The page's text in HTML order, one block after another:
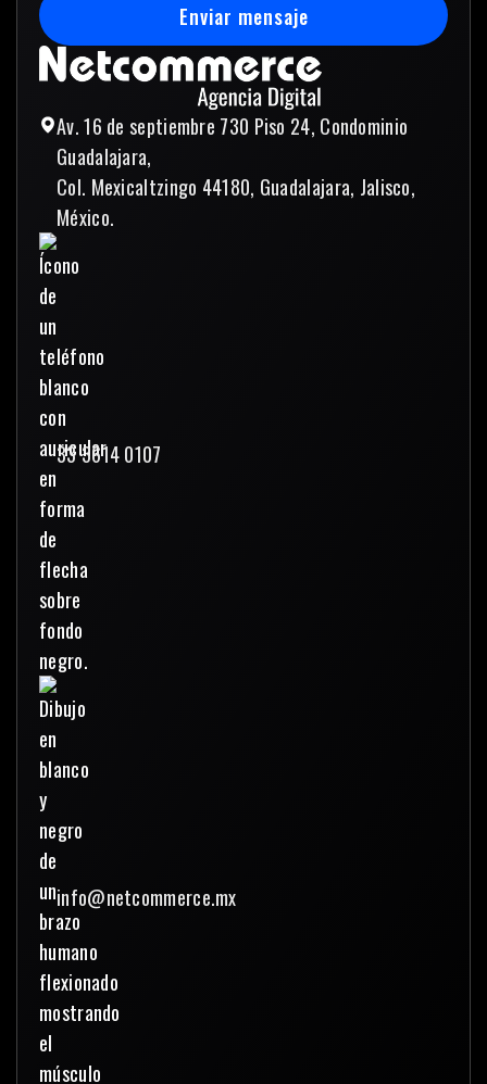
Av. 16 de septiembre 730 Piso 24, Condominio
Guadalajara,
Col. Mexicaltzingo 44180, Guadalajara, Jalisco,
México.
33 3614 0107
info@netcommerce.mx
Enviar mensaje
Enviar mensaje